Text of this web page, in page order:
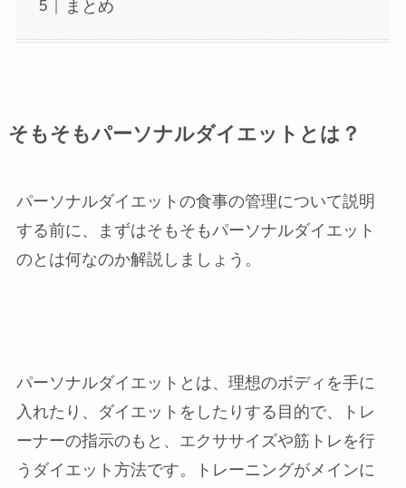
まとめ
そもそもパーソナルダイエットとは？
パーソナルダイエットの食事の管理について説明
する前に、まずはそもそもパーソナルダイエット
のとは何なのか解説しましょう。
パーソナルダイエットとは、理想のボディを手に
入れたり、ダイエットをしたりする目的で、トレ
ーナーの指示のもと、エクササイズや筋トレを行
うダイエット方法です。トレーニングがメインに